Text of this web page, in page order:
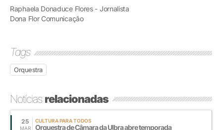
Raphaela Donaduce Flores - Jornalista
Dona Flor Comunicação
Tags
Orquestra
Notíciasrelacionadas
25
MAR
CULTURA PARA TODOS
Orquestra de Câmara da Ulbra abre temporada